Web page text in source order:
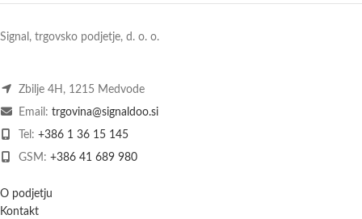
Signal, trgovsko podjetje, d. o. o.
Zbilje 4H, 1215 Medvode
Email: trgovina@signaldoo.si
Tel: +386 1 36 15 145
GSM: +386 41 689 980
O podjetju
Kontakt